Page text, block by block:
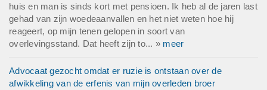
huis en man is sinds kort met pensioen. Ik heb al de jaren last
gehad van zijn woedeaanvallen en het niet weten hoe hij
reageert, op mijn tenen gelopen in soort van
overlevingsstand. Dat heeft zijn to... » meer
Advocaat gezocht omdat er ruzie is ontstaan over de
afwikkeling van de erfenis van mijn overleden broer